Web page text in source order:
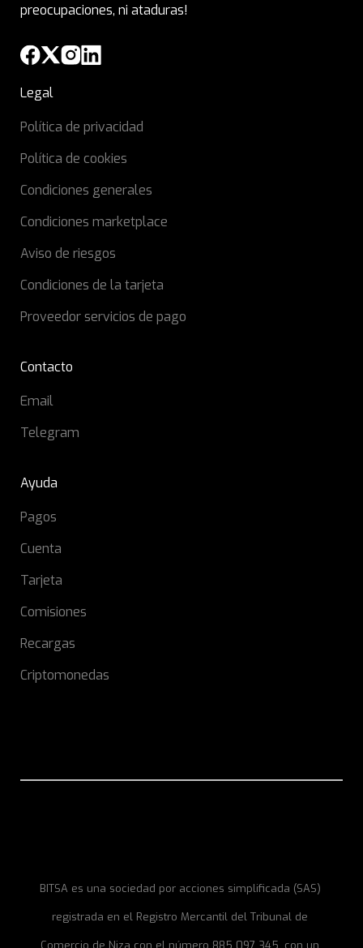
preocupaciones, ni ataduras!
Legal
Política de privacidad
Política de cookies
Condiciones generales
Condiciones marketplace
Aviso de riesgos
Condiciones de la tarjeta
Proveedor servicios de pago
Contacto
Email
Telegram
Ayuda
Pagos
Cuenta
Tarjeta
Comisiones
Recargas
Criptomonedas
BITSA es una sociedad por acciones simplificada (SAS)
registrada en el Registro Mercantil del Tribunal de
Comercio de Niza con el número 885 097 345, con un